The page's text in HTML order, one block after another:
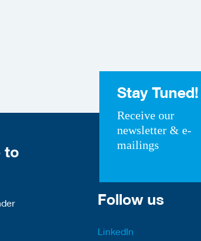
Stay Tuned!
Receive our
newsletter & e-
mailings
to
Follow us
LinkedIn